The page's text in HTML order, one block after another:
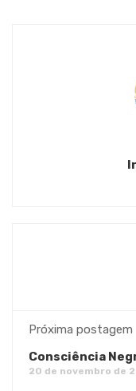
Próxima postagem
Consciência
20 de novembro de